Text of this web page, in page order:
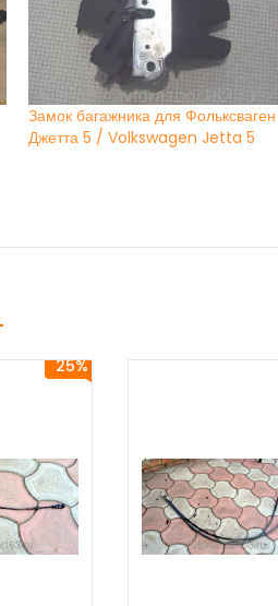
Замок багажника для Фольксваген
Джетта 5 / Volkswagen Jetta 5
25%